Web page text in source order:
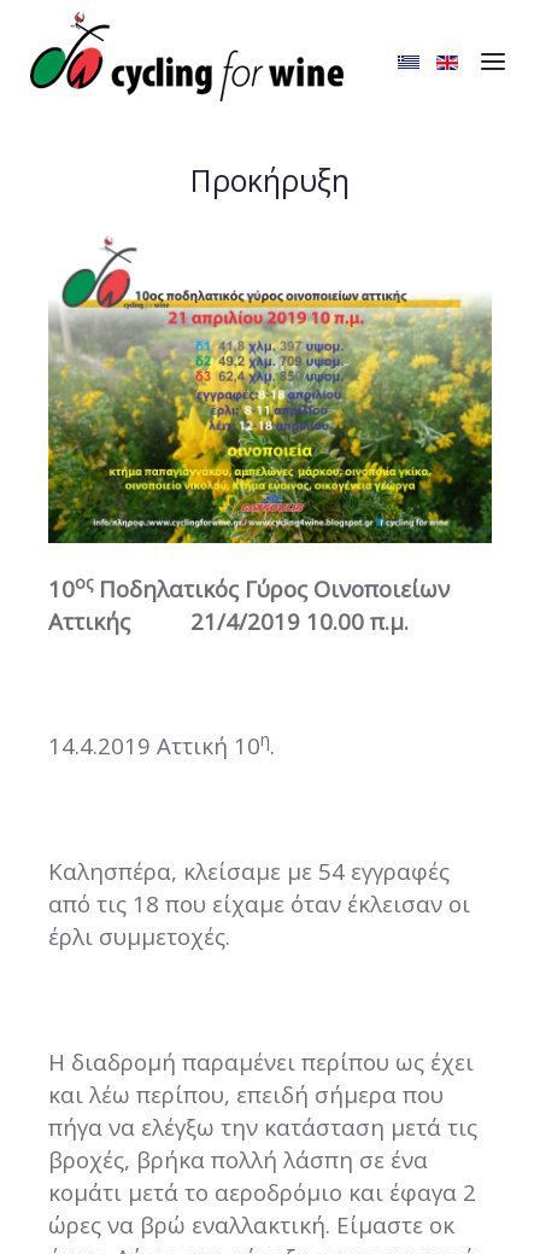
Προκήρυξη
10οςΠοδηλατικός Γύρος Οινοποιείων
Αττικής 21/4/2019 10.00 π.μ.
14.4.2019 Αττική 10η.
Καλησπέρα, κλείσαμε με 54 εγγραφές
από τις 18 που είχαμε όταν έκλεισαν οι
έρλι συμμετοχές.
Η διαδρομή παραμένει περίπου ως έχει
και λέω περίπου, επειδή σήμερα που
πήγα να ελέγξω την κατάσταση μετά τις
βροχές, βρήκα πολλή λάσπη σε ένα
κομάτι μετά το αεροδρόμιο και έφαγα 2
ώρες να βρώ εναλλακτική. Είμαστε οκ